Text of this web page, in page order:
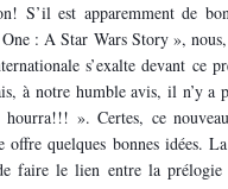
S’il est apparemment de
: A Star Wars Story »,
s’exalte devant ce
à notre humble avis, il n’y a
». Certes, ce
offre quelques bonnes idées.
faire le lien entre la prélogie